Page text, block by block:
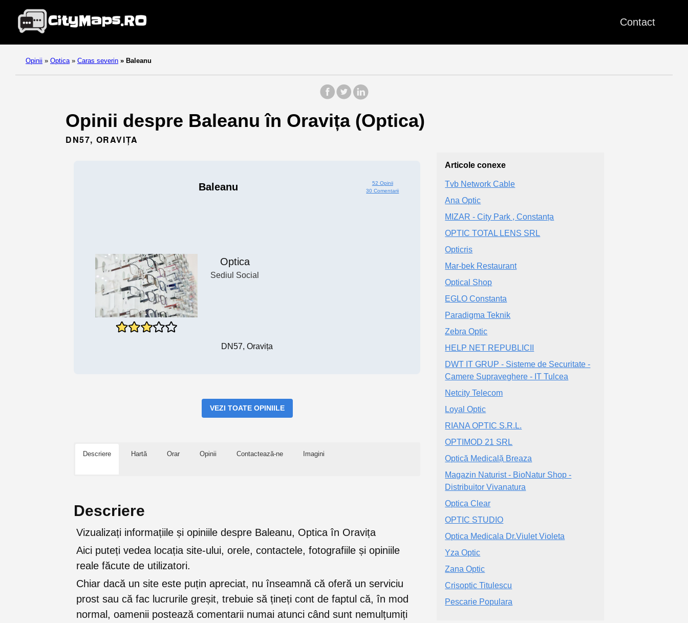
Contact
Opinii » Optica » Caras severin » Baleanu
Opinii despre Baleanu în Oravița (Optica)
DN57, ORAVIȚA
Baleanu
52 Opinii
30 Comentarii
Optica
Sediul Social
DN57, Oravița
VEZI TOATE OPINIILE
Descriere Hartă Orar Opinii Contactează-ne Imagini
Descriere
Vizualizați informațiile și opiniile despre Baleanu, Optica în Oravița
Aici puteți vedea locația site-ului, orele, contactele, fotografiile și opiniile
reale făcute de utilizatori.
Chiar dacă un site este puțin apreciat, nu înseamnă că oferă un serviciu
prost sau că fac lucrurile greșit, trebuie să țineți cont de faptul că, în mod
normal, oamenii postează comentarii numai atunci când sunt nemulțumiți
Articole conexe
Tvb Network Cable
Ana Optic
MIZAR - City Park , Constanța
OPTIC TOTAL LENS SRL
Opticris
Mar-bek Restaurant
Optical Shop
EGLO Constanta
Paradigma Teknik
Zebra Optic
HELP NET REPUBLICII
DWT IT GRUP - Sisteme de Securitate -
Camere Supraveghere - IT Tulcea
Netcity Telecom
Loyal Optic
RIANA OPTIC S.R.L.
OPTIMOD 21 SRL
Optică Medicalặ Breaza
Magazin Naturist - BioNatur Shop -
Distribuitor Vivanatura
Optica Clear
OPTIC STUDIO
Optica Medicala Dr.Viulet Violeta
Yza Optic
Zana Optic
Crisoptic Titulescu
Pescarie Populara